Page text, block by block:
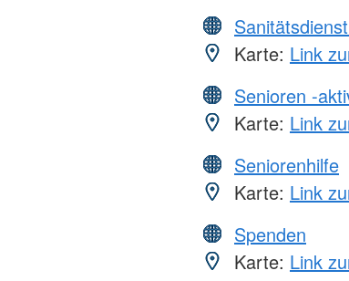
Karte: Link
Senioren -
Karte: Link
Seniorenhilfe
Karte: Link
Spenden
Karte: Link